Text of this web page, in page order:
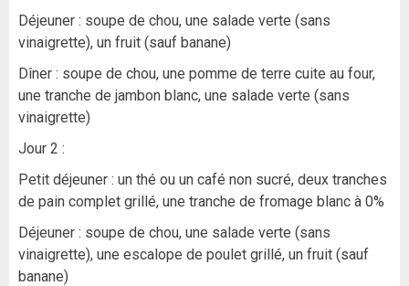
Déjeuner : soupe de chou, une salade verte (sans
vinaigrette), un fruit (sauf banane)
Dîner : soupe de chou, une pomme de terre cuite au four,
une tranche de jambon blanc, une salade verte (sans
vinaigrette)
Jour 2 :
Petit déjeuner : un thé ou un café non sucré, deux tranches
de pain complet grillé, une tranche de fromage blanc à 0%
Déjeuner : soupe de chou, une salade verte (sans
vinaigrette), une escalope de poulet grillé, un fruit (sauf
banane)